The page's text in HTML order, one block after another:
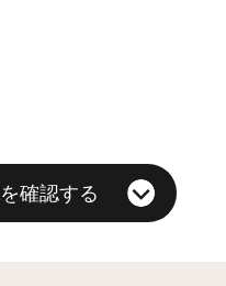
確認する